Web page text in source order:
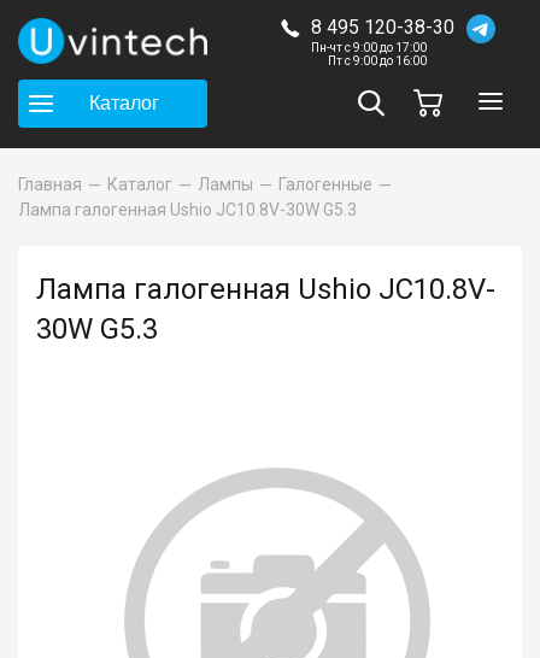
8 495 120-38-30
Пн-чт с 9:00 до 17:00
Пт с 9:00 до 16:00
Каталог
Главная Каталог Лампы
Галогенные
Лампа галогенная Ushio JC10.8V-30W G5.3
Лампа галогенная Ushio JC10.8V-
30W G5.3